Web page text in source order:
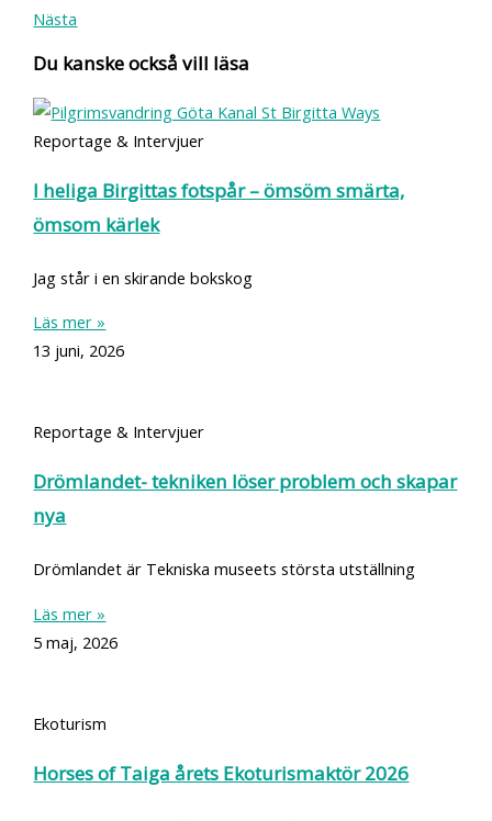
Nästa
Du kanske också vill läsa
Reportage & Intervjuer
I heliga Birgittas fotspår – ömsöm smärta,
ömsom kärlek
Jag står i en skirande bokskog
Läs mer »
13 juni, 2026
Reportage & Intervjuer
Drömlandet- tekniken löser problem och skapar
nya
Drömlandet är Tekniska museets största utställning
Läs mer »
5 maj, 2026
Ekoturism
Horses of Taiga årets Ekoturismaktör 2026